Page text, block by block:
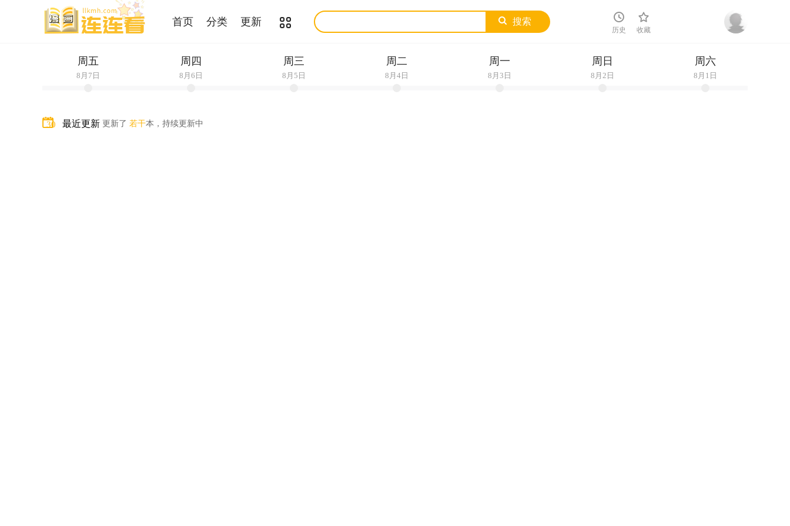
首页 分类 更新 搜索
历史 收藏
周五
8月7日
周四
8月6日
周三
8月5日
周二
8月4日
周一
8月3日
周日
8月2日
周六
8月1日
30 最近更新 更新了 若干本，持续更新中